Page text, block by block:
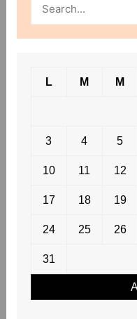
L M M
3 4 5
10 11 12
17 18 19
24 25 26
31